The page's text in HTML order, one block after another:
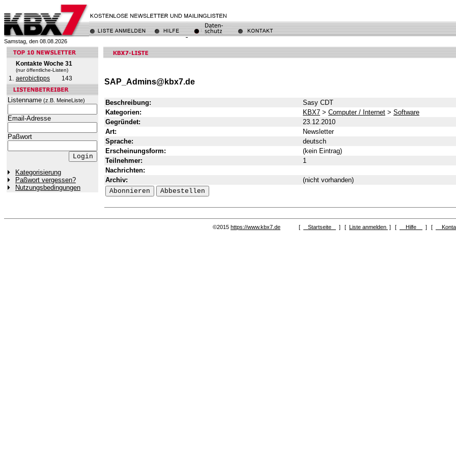
Samstag, den 08.08.2026
Kontakte Woche 31
(nur öffentliche-Listen)
1. aerobictipps 143
Listenname (z.B. MeineListe)
Email-Adresse
Paßwort
Kategorisierung
Paßwort vergessen?
Nutzungsbedingungen
SAP_Admins@kbx7.de
Beschreibung:
Sasy CDT
Kategorien:
KBX7 > Computer / Internet > Software
Gegründet:
23.12.2010
Art:
Newsletter
Sprache:
deutsch
Erscheinungsform:
(kein Eintrag)
Teilnehmer:
1
Nachrichten:
Archiv:
(nicht vorhanden)
©2015 https://www.kbx7.de [ Startseite ] [ Liste anmelden ] [ Hilfe ] [